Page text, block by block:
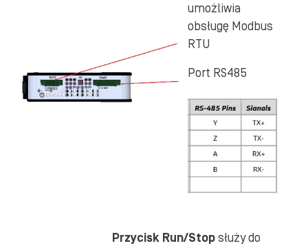
umożliwia
obsługę Modbus
RTU
Port RS485
Przycisk Run/Stopsłuży do